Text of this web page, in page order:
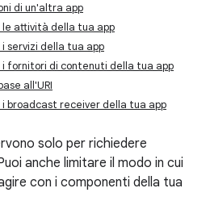
di un'altra app
attività della tua app
servizi della tua app
fornitori di contenuti della tua app
all'URI
broadcast receiver della tua app
solo per richiedere
anche limitare il modo in cui
con i componenti della tua